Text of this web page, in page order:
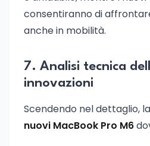
consentiranno di
anche in mobilità.
7. Analisi tecnica
innovazioni
Scendendo nel dettaglio,
nuovi MacBook Pro M6